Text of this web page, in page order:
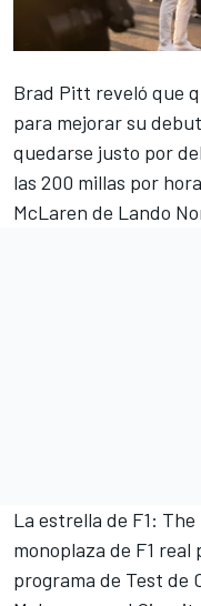
Brad Pitt reveló que
para mejorar su
quedarse justo por
las 200 millas por
McLaren de Lando
La estrella de F1:
monoplaza de F1
programa de Test de